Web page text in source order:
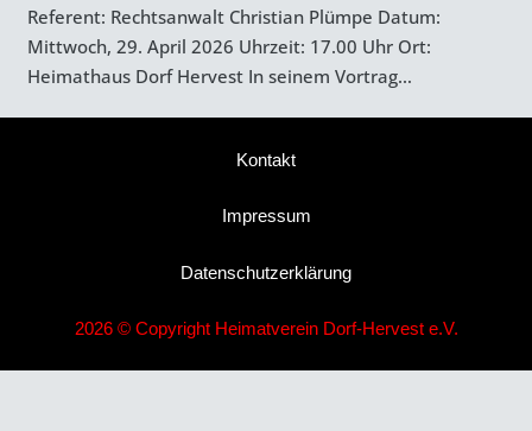
Referent: Rechtsanwalt Christian Plümpe Datum:
Mittwoch, 29. April 2026 Uhrzeit: 17.00 Uhr Ort:
Heimathaus Dorf Hervest In seinem Vortrag…
Kontakt
Impressum
Datenschutzerklärung
2026 © Copyright Heimatverein Dorf-Hervest e.V.